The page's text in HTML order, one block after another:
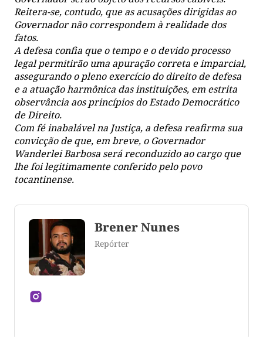
Reitera-se, contudo, que as acusações dirigidas ao
Governador não correspondem à realidade dos
fatos.
A defesa confia que o tempo e o devido processo
legal permitirão uma apuração correta e imparcial,
assegurando o pleno exercício do direito de defesa
e a atuação harmônica das instituições, em estrita
observância aos princípios do Estado Democrático
de Direito.
Com fé inabalável na Justiça, a defesa reafirma sua
convicção de que, em breve, o Governador
Wanderlei Barbosa será reconduzido ao cargo que
lhe foi legitimamente conferido pelo povo
tocantinense.
Brener Nunes
Repórter